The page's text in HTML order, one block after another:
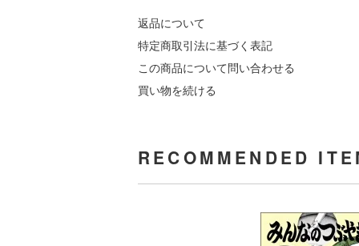
返品について
特定商取引法に基づく表記
この商品について問い合わせる
買い物を続ける
RECOMMENDED